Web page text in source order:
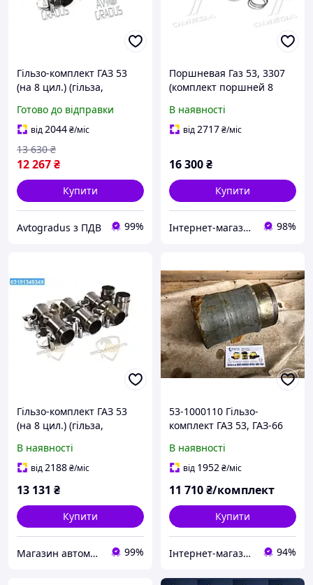
Гільзо-комплект ГАЗ 53
(на 8 цил.) (гільза,
Запчастина-дизель) 53-
1000105-04
Готово до відправки
від2044₴/міс
12 267₴
13 630 ₴
Купити
Avtogradus з ПДВ 99%
Поршневая Газ 53, 3307
(комплект поршней 8
кільця + пальці) виробник
Rider
В наявності
від2717₴/міс
16 300₴
Купити
Інтернет-магазин автозапчастин 98%
Гільзо-комплект ГАЗ 53
(на 8 цил.) (гільза,
Запчастина-дизель) 53-
1000105-04 UA22
В наявності
від2188₴/міс
13 131 ₴
Купити
Магазин автомобільних деталей 99%
53-1000110 Гільзо-
комплект ГАЗ 53, ГАЗ-66
кільця) 8 шт. (ЗБЕРІГАННЯ)
В наявності
від 1952₴/міс
11 710₴/комплект
Купити
Інтернет-магазин запчастин МАЗ КАМАЗ КРАЗ ЗИЛ ГАЗ "Орбіта Запчастина" 94%